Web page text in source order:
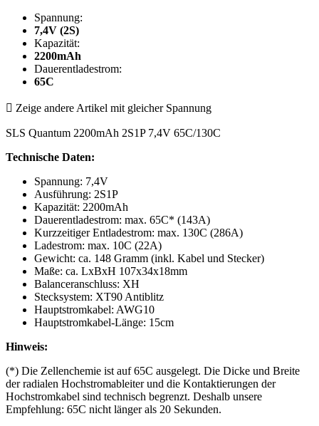
Spannung:
7,4V (2S)
Kapazität:
2200mAh
Dauerentladestrom:
65C
 Zeige andere Artikel mit gleicher Spannung
SLS Quantum 2200mAh 2S1P 7,4V 65C/130C
Technische Daten:
Spannung: 7,4V
Ausführung: 2S1P
Kapazität: 2200mAh
Dauerentladestrom: max. 65C* (143A)
Kurzzeitiger Entladestrom: max. 130C (286A)
Ladestrom: max. 10C (22A)
Gewicht: ca. 148 Gramm (inkl. Kabel und Stecker)
Maße: ca. LxBxH 107x34x18mm
Balanceranschluss: XH
Stecksystem: XT90 Antiblitz
Hauptstromkabel: AWG10
Hauptstromkabel-Länge: 15cm
Hinweis:
(*) Die Zellenchemie ist auf 65C ausgelegt. Die Dicke und Breite
der radialen Hochstromableiter und die Kontaktierungen der
Hochstromkabel sind technisch begrenzt. Deshalb unsere
Empfehlung: 65C nicht länger als 20 Sekunden.